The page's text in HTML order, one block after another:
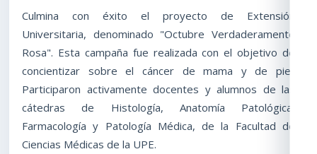
Culmina con éxito el proyecto de Extensión
Universitaria, denominado "Octubre Verdaderamente
Rosa". Esta campaña fue realizada con el objetivo de
concientizar sobre el cáncer de mama y de piel.
Participaron activamente docentes y alumnos de las
cátedras de Histología, Anatomía Patológica,
Farmacología y Patología Médica, de la Facultad de
Ciencias Médicas de la UPE.